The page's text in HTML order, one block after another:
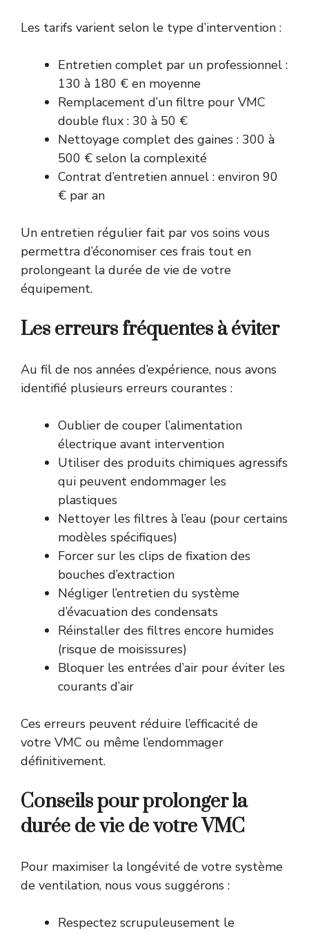
Les tarifs varient selon le type d’intervention :
Entretien complet par un professionnel :
130 à 180 € en moyenne
Remplacement d’un filtre pour VMC
double flux : 30 à 50 €
Nettoyage complet des gaines : 300 à
500 € selon la complexité
Contrat d’entretien annuel : environ 90
€ par an
Un entretien régulier fait par vos soins vous
permettra d’économiser ces frais tout en
prolongeant la durée de vie de votre
équipement.
Les erreurs fréquentes à éviter
Au fil de nos années d’expérience, nous avons
identifié plusieurs erreurs courantes :
Oublier de couper l’alimentation
électrique avant intervention
Utiliser des produits chimiques agressifs
qui peuvent endommager les
plastiques
Nettoyer les filtres à l’eau (pour certains
modèles spécifiques)
Forcer sur les clips de fixation des
bouches d’extraction
Négliger l’entretien du système
d’évacuation des condensats
Réinstaller des filtres encore humides
(risque de moisissures)
Bloquer les entrées d’air pour éviter les
courants d’air
Ces erreurs peuvent réduire l’efficacité de
votre VMC ou même l’endommager
définitivement.
Conseils pour prolonger la
durée de vie de votre VMC
Pour maximiser la longévité de votre système
de ventilation, nous vous suggérons :
Respectez scrupuleusement le